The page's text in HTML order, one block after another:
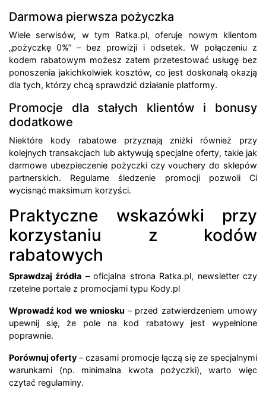
Darmowa pierwsza pożyczka
Wiele serwisów, w tym Ratka.pl, oferuje nowym klientom
„pożyczkę 0%” – bez prowizji i odsetek. W połączeniu z
kodem rabatowym możesz zatem przetestować usługę bez
ponoszenia jakichkolwiek kosztów, co jest doskonałą okazją
dla tych, którzy chcą sprawdzić działanie platformy.
Promocje dla stałych klientów i bonusy
dodatkowe
Niektóre kody rabatowe przyznają zniżki również przy
kolejnych transakcjach lub aktywują specjalne oferty, takie jak
darmowe ubezpieczenie pożyczki czy vouchery do sklepów
partnerskich. Regularne śledzenie promocji pozwoli Ci
wycisnąć maksimum korzyści.
Praktyczne wskazówki przy
korzystaniu z kodów
rabatowych
Sprawdzaj źródła – oficjalna strona Ratka.pl, newsletter czy
rzetelne portale z promocjami typu Kody.pl
Wprowadź kod we wniosku – przed zatwierdzeniem umowy
upewnij się, że pole na kod rabatowy jest wypełnione
poprawnie.
Porównuj oferty – czasami promocje łączą się ze specjalnymi
warunkami (np. minimalna kwota pożyczki), warto więc
czytać regulaminy.